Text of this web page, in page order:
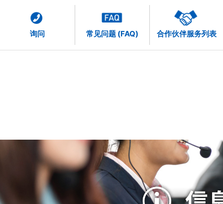
询问 常见问题 (FAQ) 合作伙伴服务列表